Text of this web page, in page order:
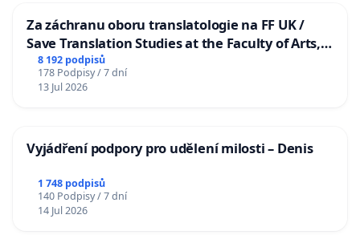
Za záchranu oboru translatologie na FF UK /
Save Translation Studies at the Faculty of Arts,
Charles University
8 192 podpisů
178 Podpisy / 7 dní
13 Jul 2026
Vyjádření podpory pro udělení milosti – Denis
1 748 podpisů
140 Podpisy / 7 dní
14 Jul 2026